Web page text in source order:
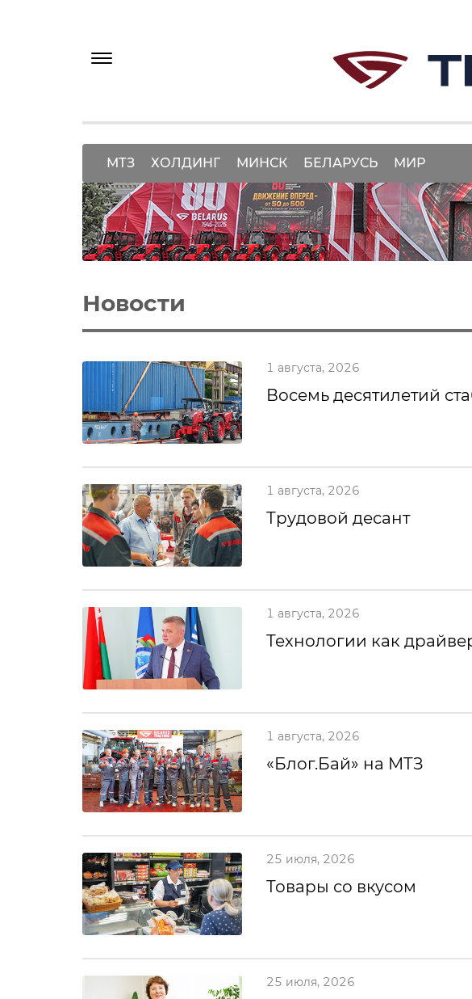
МТЗ ХОЛДИНГ МИНСК БЕЛАРУСЬ МИР
Новости
1 августа, 2026
Восемь десятилетий
1 августа, 2026
Трудовой десант
1 августа, 2026
Технологии как
1 августа, 2026
«Блог.Бай» на МТЗ
25 июля, 2026
Товары со вкусом
25 июля, 2026